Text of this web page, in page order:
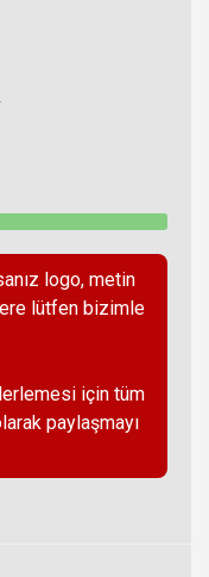
logo, metin
lütfen bizimle
için tüm
paylaşmayı